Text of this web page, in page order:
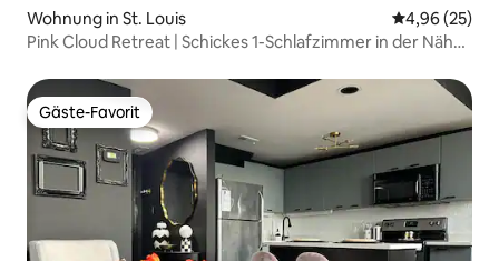
Wohnung in St. Louis
4,96 (25)
Pink Cloud Retreat | Schickes 1-Schlafzimmer in der Nähe
Gäste-Favorit
Gäste-Favorit